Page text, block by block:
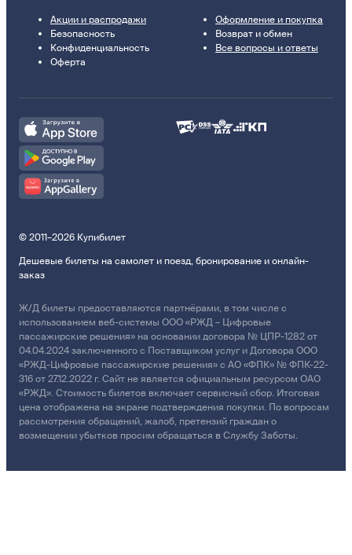
Акции и распродажи
Безопасность
Конфиденциальность
Оферта
Оформление и покупка
Возврат и обмен
Все вопросы и ответы
© 2011–2026 Купибилет
Дешевые билеты на самолет и поезд, бронирование и онлайн-
заказ
Ж/Д билеты предоставляются партнёрами, в том числе с
использованием веб-системы ООО «РЖД – Цифровые
пассажирские решения» на основании договора № ЦПР-1282 от
04.04.2024 заключенного с Поставщиком услуг и Договора ООО
«РЖД-Цифровые пассажирские решения» с АО «ФПК» № ФПК-22-
316 от 27.12.2022 г. Сайт не является официальным ресурсом ОАО
«РЖД». Стоимость билетов включает сервисный сбор. Итоговая
цена отображена на экране подтверждения покупки. По вопросам
рассмотрения обращений, жалоб, претензий граждан о
возмещении убытков просим обращаться в Службу Заботы.